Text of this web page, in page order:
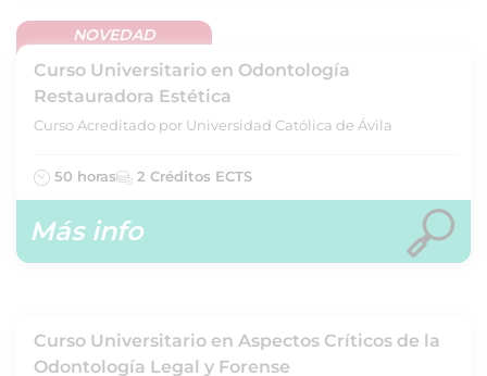
NOVEDAD
Curso Universitario en Odontología
Restauradora Estética
Curso Acreditado por Universidad Católica de Ávila
50 horas 2 Créditos ECTS
Más info
Curso Universitario en Aspectos Críticos de la
Odontología Legal y Forense